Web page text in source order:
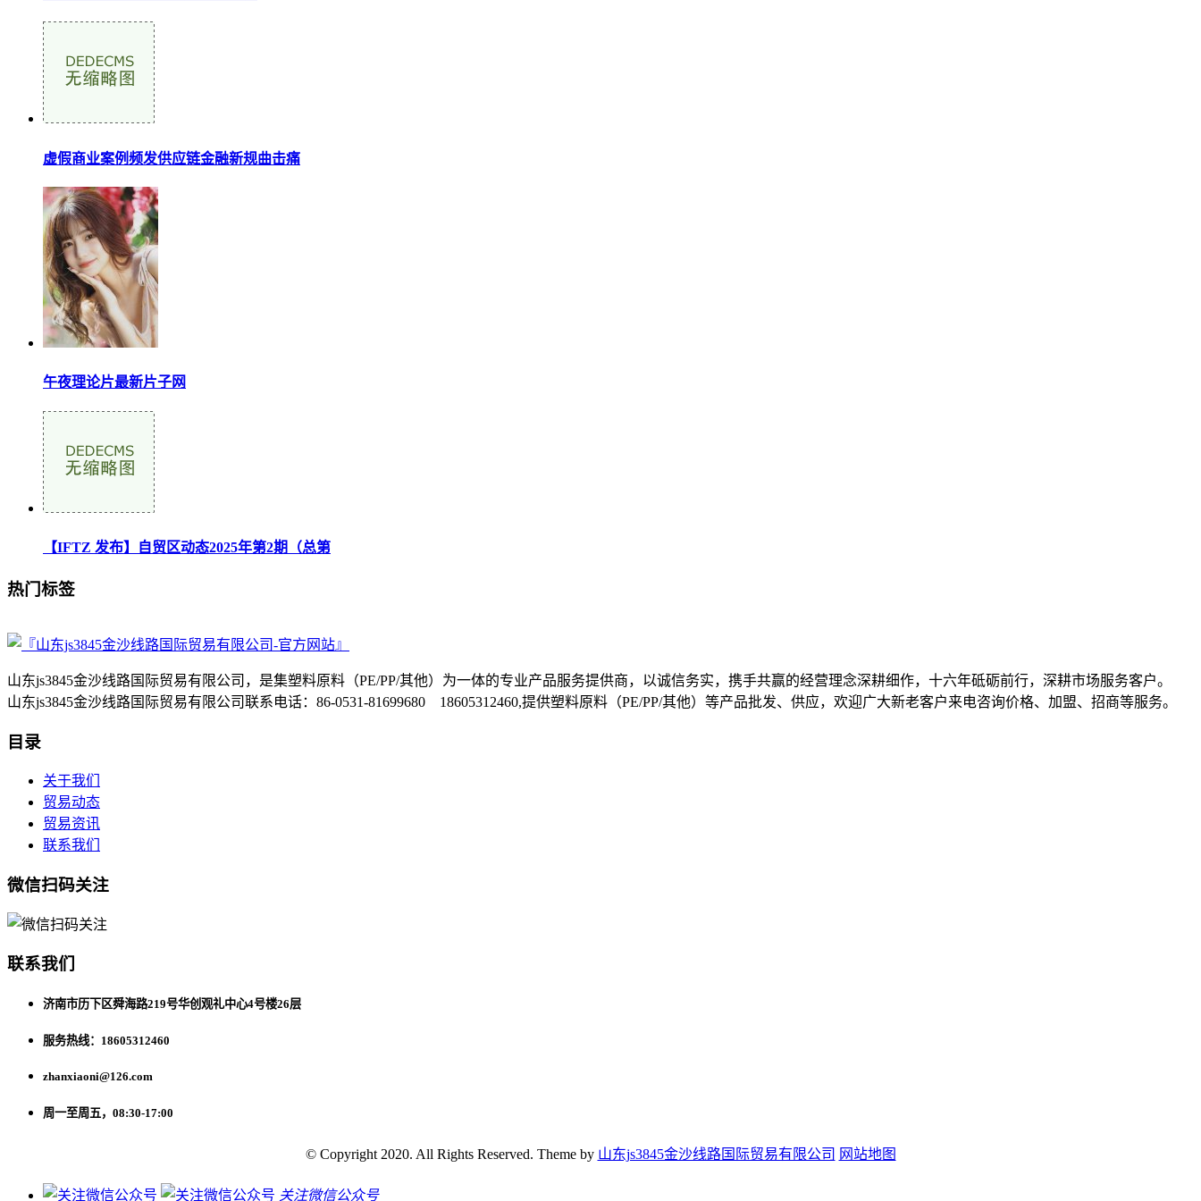
虚假商业案例频发供应链金融新规曲击痛
午夜理论片最新片子网
【IFTZ 发布】自贸区动态2025年第2期（总第
热门标签
山东js3845金沙线路国际贸易有限公司，是集塑料原料（PE/PP/其他）为一体的专业产品服务提供商，以诚信务实，携手共赢的经营理念深耕细作，十六年砥砺前行，深耕市场服务客户。
山东js3845金沙线路国际贸易有限公司联系电话：86-0531-81699680 18605312460,提供塑料原料（PE/PP/其他）等产品批发、供应，欢迎广大新老客户来电咨询价格、加盟、招商等服务。
目录
关于我们
贸易动态
贸易资讯
联系我们
微信扫码关注
联系我们
济南市历下区舜海路219号华创观礼中心4号楼26层
服务热线：18605312460
zhanxiaoni@126.com
周一至周五，08:30-17:00
© Copyright 2020. All Rights Reserved. Theme by 山东js3845金沙线路国际贸易有限公司 网站地图
关注微信公众号